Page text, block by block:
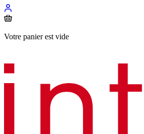
Votre panier est vide